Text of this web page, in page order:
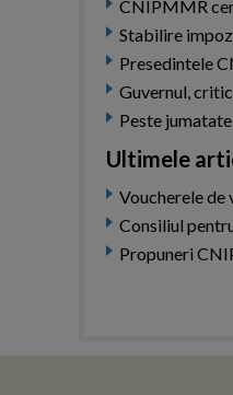
CNIPMMR
Stabilire
Presedintele
Guvernul,
Peste
Ultimele
Voucherele de
Consiliul
Propuneri